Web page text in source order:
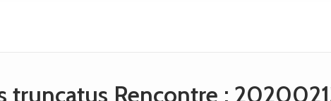
truncatus Rencontre :